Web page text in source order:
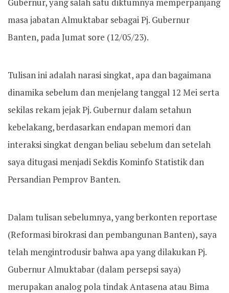
masa jabatan Almuktabar sebagai Pj. Gubernur
Banten, pada Jumat sore (12/05/23).
Tulisan ini adalah narasi singkat, apa dan bagaimana
dinamika sebelum dan menjelang tanggal 12 Mei serta
sekilas rekam jejak Pj. Gubernur dalam setahun
kebelakang, berdasarkan endapan memori dan
interaksi singkat dengan beliau sebelum dan setelah
saya ditugasi menjadi Sekdis Kominfo Statistik dan
Persandian Pemprov Banten.
Dalam tulisan sebelumnya, yang berkonten reportase
(Reformasi birokrasi dan pembangunan Banten), saya
telah mengintrodusir bahwa apa yang dilakukan Pj.
Gubernur Almuktabar (dalam persepsi saya)
merupakan analog pola tindak Antasena atau Bima